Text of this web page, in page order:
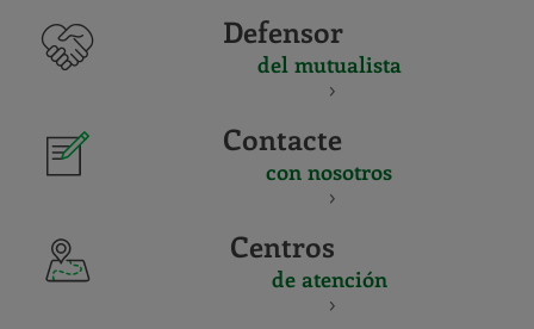
Defensor
del mutualista
Contacte
con nosotros
Centros
de atención